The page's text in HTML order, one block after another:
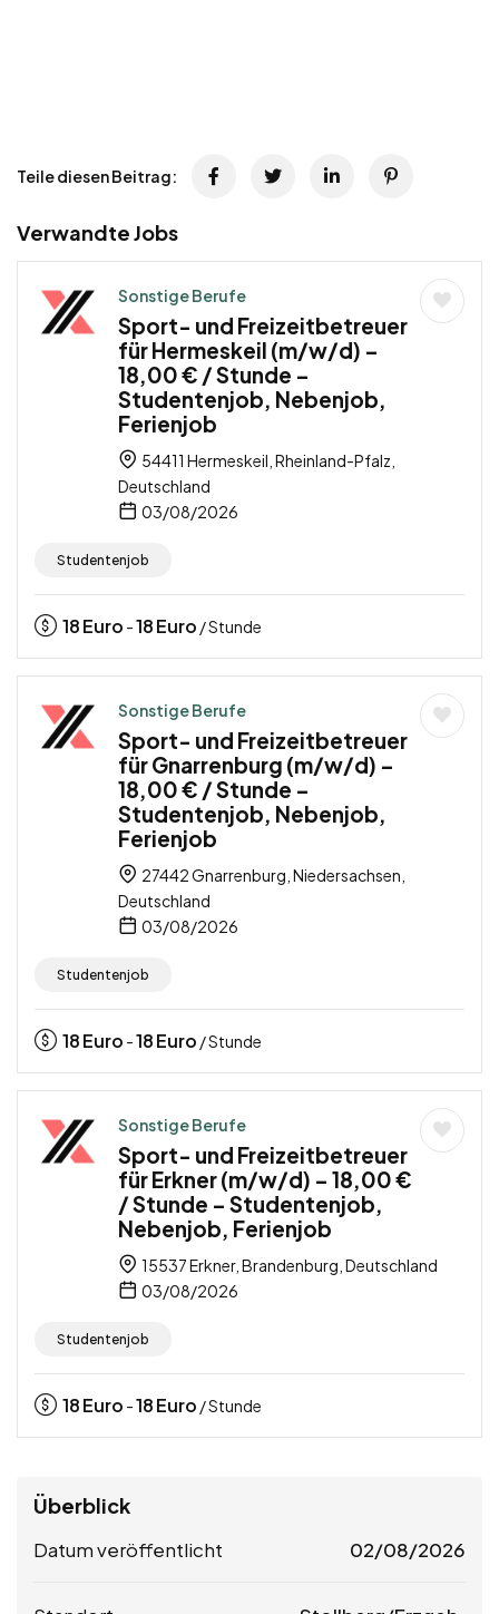
Teile diesen Beitrag:
Verwandte Jobs
Sonstige Berufe
Sport- und Freizeitbetreuer
für Hermeskeil (m/w/d) –
18,00 € / Stunde –
Studentenjob, Nebenjob,
Ferienjob
54411 Hermeskeil, Rheinland-Pfalz,
Deutschland
03/08/2026
Studentenjob
18Euro -18Euro / Stunde
Sonstige Berufe
Sport- und Freizeitbetreuer
für Gnarrenburg (m/w/d) –
18,00 € / Stunde –
Studentenjob, Nebenjob,
Ferienjob
27442 Gnarrenburg, Niedersachsen,
Deutschland
03/08/2026
Studentenjob
18Euro -18Euro / Stunde
Sonstige Berufe
Sport- und Freizeitbetreuer
für Erkner (m/w/d) – 18,00 €
/ Stunde – Studentenjob,
Nebenjob, Ferienjob
15537 Erkner, Brandenburg, Deutschland
03/08/2026
Studentenjob
18Euro -18Euro / Stunde
Überblick
Datum veröffentlicht 02/08/2026